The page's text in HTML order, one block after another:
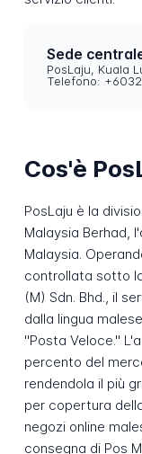
Sede
PosLaju, Kuala
Telefono:
Cos'è
PosLaju è la
Malaysia Berhad,
Malaysia.
controllata sotto
(M) Sdn. Bhd., il
dalla lingua
"Posta Veloce."
percento del
rendendola il più
per copertura
negozi online
consegna di Pos